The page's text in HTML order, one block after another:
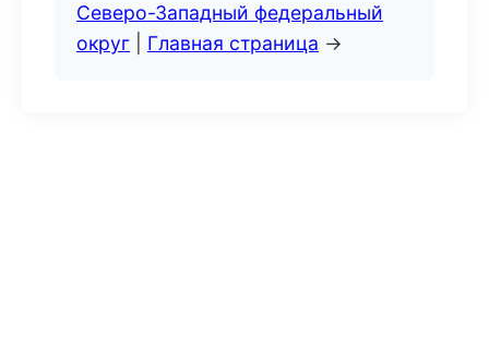
Северо-Западный федеральный
округ
Главная страница →